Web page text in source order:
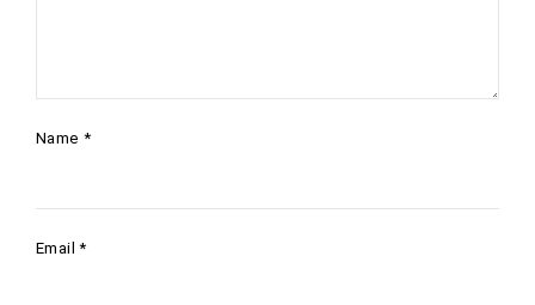
Name *
Email*